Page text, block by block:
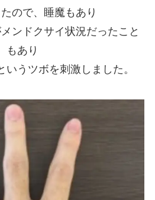
ので、睡魔もあり
ンドクサイ状況だったこと
もあり
いうツボを刺激しました。